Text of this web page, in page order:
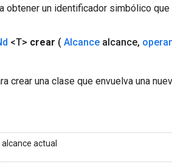
obtener un identificador simbólico
<T> crear ( Alcance alcance,
crear una clase que envuelva una
alcance actual